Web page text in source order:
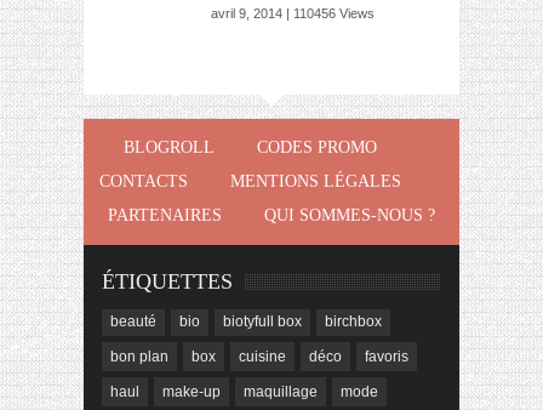
avril 9, 2014 | 110456 Views
BLOGROLL
CODES PROMO
CONTACTS
MENTIONS LÉGALES
PARTENAIRES
QUI SOMMES-NOUS ?
ÉTIQUETTES
beauté bio biotyfull box birchbox
bon plan box cuisine déco favoris
haul make-up maquillage mode